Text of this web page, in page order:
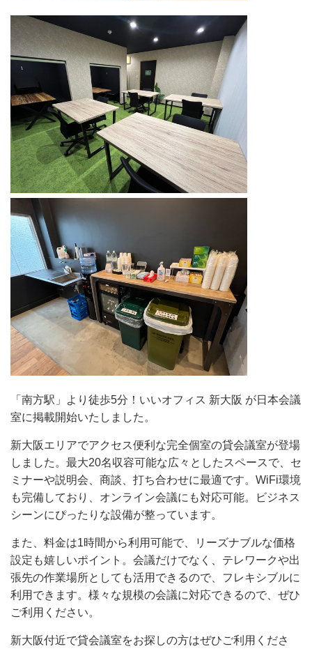
「南方駅」より徒歩5分！いいオフィス 新大阪 が日本会議
室に掲載開始いたしました。
新大阪エリアでアクセス便利な完全個室の貸会議室が登場
しました。最大20名収容可能な広々としたスペースで、セ
ミナーや説明会、商談、打ち合わせに最適です。WiFi環境
も完備しており、オンライン会議にも対応可能。ビジネス
シーンにぴったりな設備が整っています。
また、料金は1時間から利用可能で、リーズナブルな価格
設定も嬉しいポイント。会議だけでなく、テレワークや出
張先の作業場所としても活用できるので、フレキシブルに
利用できます。様々な規模の会議に対応できるので、ぜひ
ご利用ください。
新大阪付近で貸会議室をお探しの方はぜひご利用くださ